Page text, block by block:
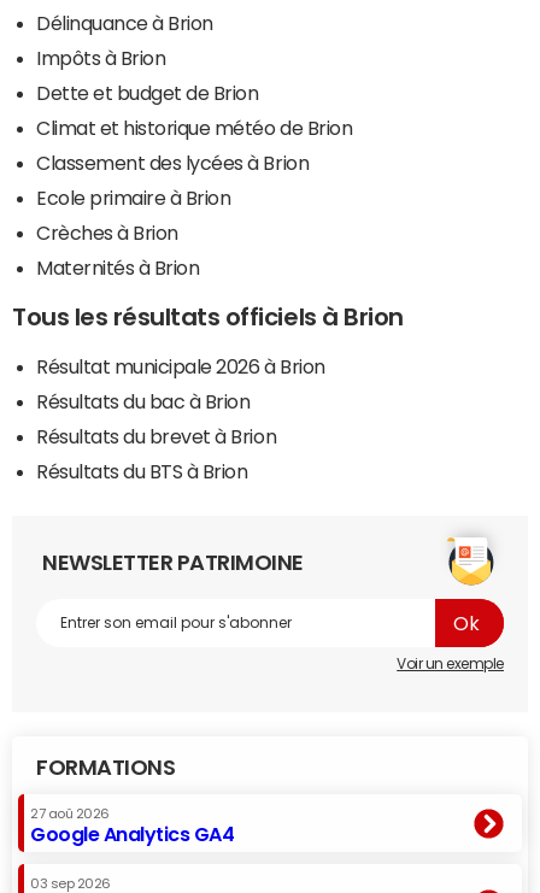
Délinquance à Brion
Impôts à Brion
Dette et budget de Brion
Climat et historique météo de Brion
Classement des lycées à Brion
Ecole primaire à Brion
Crèches à Brion
Maternités à Brion
Tous les résultats officiels à Brion
Résultat municipale 2026 à Brion
Résultats du bac à Brion
Résultats du brevet à Brion
Résultats du BTS à Brion
NEWSLETTER PATRIMOINE
Voir un exemple
FORMATIONS
27 aoû 2026
Google Analytics GA4
03 sep 2026